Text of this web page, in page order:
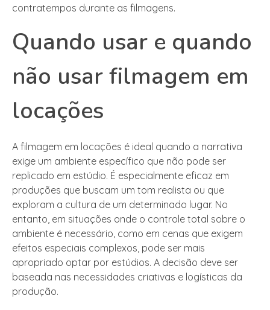
contratempos durante as filmagens.
Quando usar e quando
não usar filmagem em
locações
A filmagem em locações é ideal quando a narrativa
exige um ambiente específico que não pode ser
replicado em estúdio. É especialmente eficaz em
produções que buscam um tom realista ou que
exploram a cultura de um determinado lugar. No
entanto, em situações onde o controle total sobre o
ambiente é necessário, como em cenas que exigem
efeitos especiais complexos, pode ser mais
apropriado optar por estúdios. A decisão deve ser
baseada nas necessidades criativas e logísticas da
produção.